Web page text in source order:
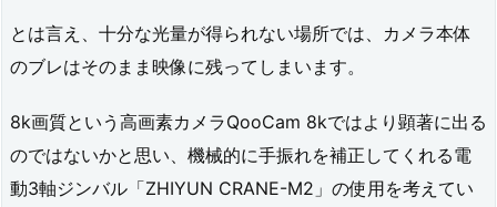
とは言え、十分な光量が得られない場所では、カメラ本体
のブレはそのまま映像に残ってしまいます。
8k画質という高画素カメラQooCam 8kではより顕著に出る
のではないかと思い、機械的に手振れを補正してくれる電
動3軸ジンバル「ZHIYUN CRANE-M2」の使用を考えてい